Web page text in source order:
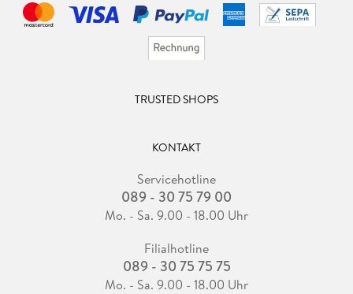
TRUSTED SHOPS
KONTAKT
Servicehotline
089 - 30 75 79 00
Mo. - Sa. 9.00 - 18.00 Uhr
Filialhotline
089 - 30 75 75 75
Mo. - Sa. 9.00 - 18.00 Uhr